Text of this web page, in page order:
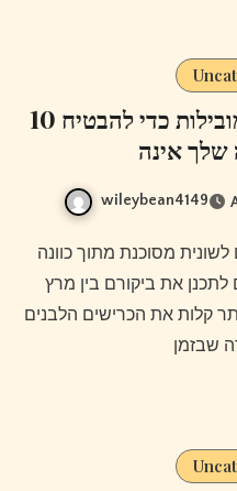
10 עצות פנג שואי קלאסיות מובילות כדי להבטיח
אינה
wileybean4149
לתכנן את ביקורם בין מרץ
קלות את הכרישים הלבנים